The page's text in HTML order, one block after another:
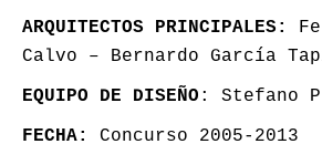
ARQUITECTOS PRINCIPALES:
Calvo – Bernardo García
EQUIPO DE DISEÑO : Stefano
FECHA: Concurso 2005-2013